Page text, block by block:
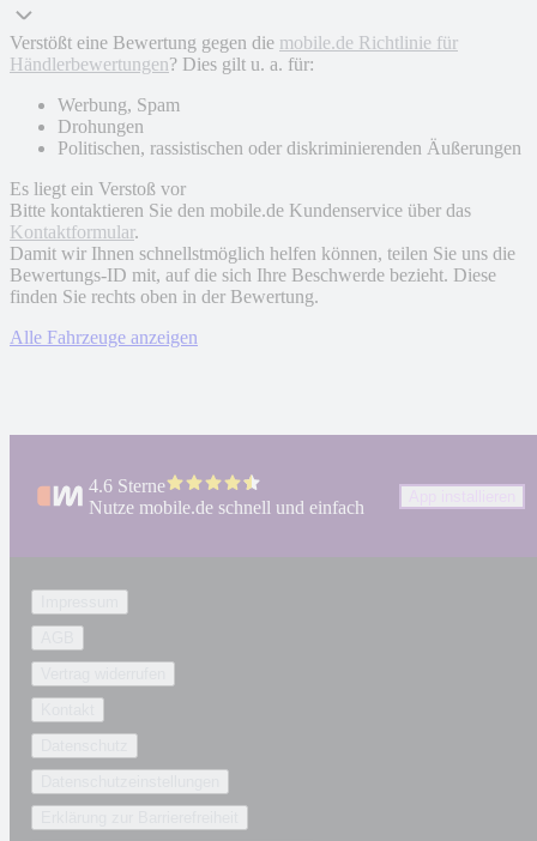
Verstößt eine Bewertung gegen die mobile.de Richtlinie für
Händlerbewertungen? Dies gilt u. a. für:
Werbung, Spam
Drohungen
Politischen, rassistischen oder diskriminierenden Äußerungen
Es liegt ein Verstoß vor
Bitte kontaktieren Sie den mobile.de Kundenservice über das
Kontaktformular.
Damit wir Ihnen schnellstmöglich helfen können, teilen Sie uns die
Bewertungs-ID mit, auf die sich Ihre Beschwerde bezieht. Diese
finden Sie rechts oben in der Bewertung.
Alle Fahrzeuge anzeigen
4.6 Sterne
Nutze mobile.de schnell und einfach